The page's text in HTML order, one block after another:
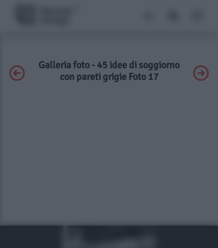
Galleria foto - 45 idee di soggiorno
con pareti grigie Foto 17